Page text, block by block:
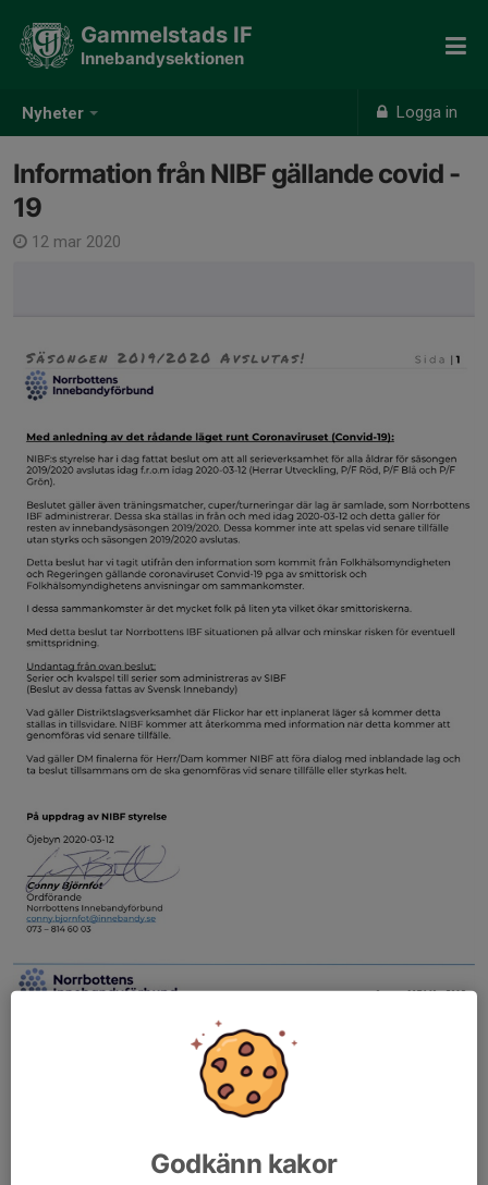
Nyheter Logga in
Gammelstads IF
Innebandysektionen
Information från NIBF gällande covid -
19
12 mar 2020
Godkänn kakor